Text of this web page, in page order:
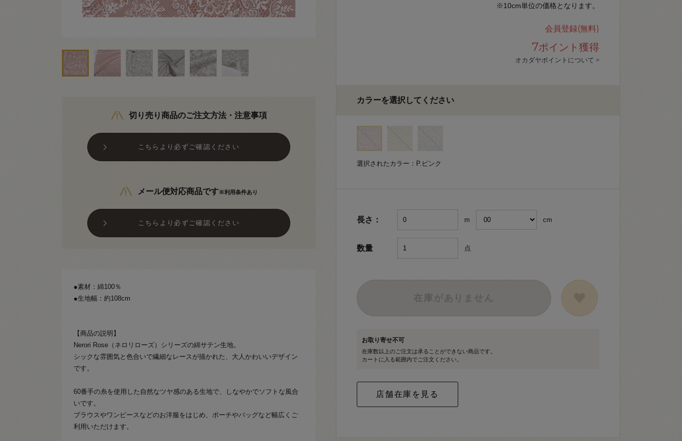
切り売り商品のご注文方法・注意事項
こちらより必ずご確認ください
メール便対応商品です※利用条件あり
こちらより必ずご確認ください
●素材：綿100％
●生地幅：約108cm
【商品の説明】
Nerori Rose（ネロリローズ）シリーズの綿サテン生地。
シックな雰囲気と色合いで繊細なレースが描かれた、大人かわいいデザイン
です。
60番手の糸を使用した自然なツヤ感のある生地で、しなやかでソフトな風合
いです。
ブラウスやワンピースなどのお洋服をはじめ、ポーチやバッグなど幅広くご
利用いただけます。
※10cm単位の価格となります。
会員登録(無料)
7ポイント獲得
オカダヤポイントについて >
カラーを選択してください
選択されたカラー：P.ピンク
長さ： m cm
数量 点
お取り寄せ不可
在庫数以上のご注文は承ることができない商品です。
カートに入る範囲内でご注文ください。